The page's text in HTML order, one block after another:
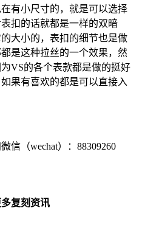
有小尺寸的，就是可以选择
扣的话就都是一样的双暗
大小的，表扣的细节也是做
是这种拉丝的一个效果，然
VS的各个表款都是做的挺好
果有喜欢的都是可以直接入
信（wechat）：88309260
复刻资讯